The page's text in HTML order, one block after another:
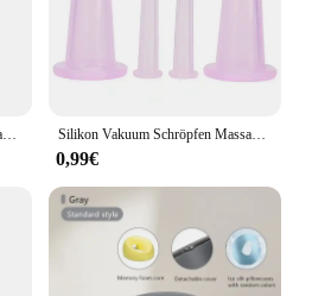
Silikon Vakuum Schröpfen Massage Gläser Anti Cellulite Massage Gesichts Saugnäpfe Gesicht Hals Lift Haut Schaben Guasha Anti Falten
0,99€